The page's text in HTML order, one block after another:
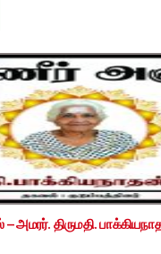
அமரர். திருமதி.